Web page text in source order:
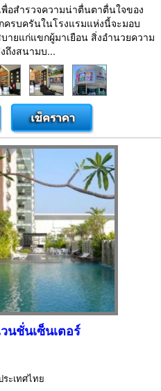
อสำรวจความน่าตื่นตาตื่นใจของ
รบครันในโรงแรมแห่งนี้จะมอบ
ยแก่แขกผู้มาเยือน สิ่งอำนวยความ
ถึงสนามบ...
นชั่นเซ็นเตอร์
ะเทศไทย